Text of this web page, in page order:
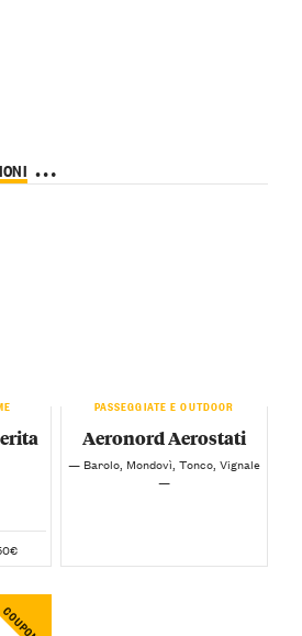
a Niella Tanaro e nelle vicinanze
PASSEGGIATE E OUTDOOR
Aeronord Aerostati
— Barolo, Mondovì, Tonco, Vignale
—
COUPON